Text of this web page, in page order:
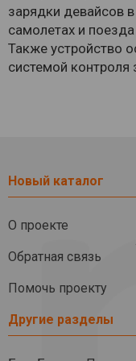
зарядки девайсов в
самолетах и
Также устройство
системой контроля
Новый каталог
О проекте
Обратная связь
Помочь проекту
Другие разделы